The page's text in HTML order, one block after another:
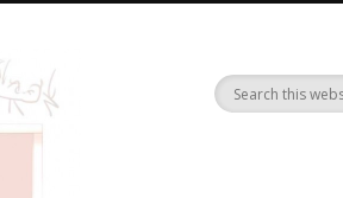
Le Blog Manga Ink